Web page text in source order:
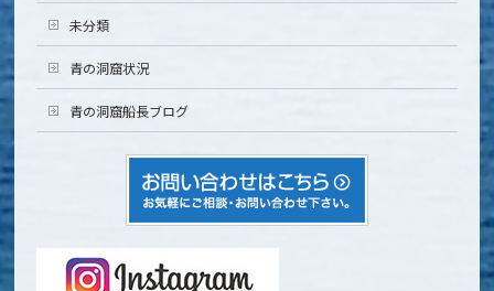
未分類
青の洞窟状況
青の洞窟船長ブログ